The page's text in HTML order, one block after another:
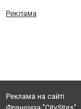
Реклама
Реклама на сайті